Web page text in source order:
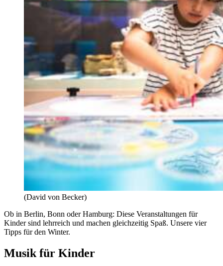
(David von Becker)
Ob in Berlin, Bonn oder Hamburg: Diese Veranstaltungen für
Kinder sind lehrreich und machen gleichzeitig Spaß. Unsere vier
Tipps für den Winter.
Musik für Kinder